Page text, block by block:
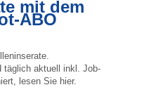
mit dem
ABO
täglich aktuell inkl. Job-
lesen Sie hier.